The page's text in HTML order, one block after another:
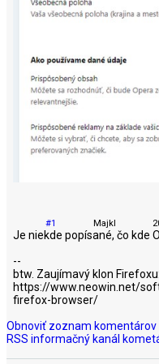
#1 Majkl
Je niekde popísané, čo kde
--
btw. Zaujímavý klon Firefoxu:
https://www.neowin.net/
firefox-browser/
Obnoviť zoznam komentárov
RSS informačný kanál